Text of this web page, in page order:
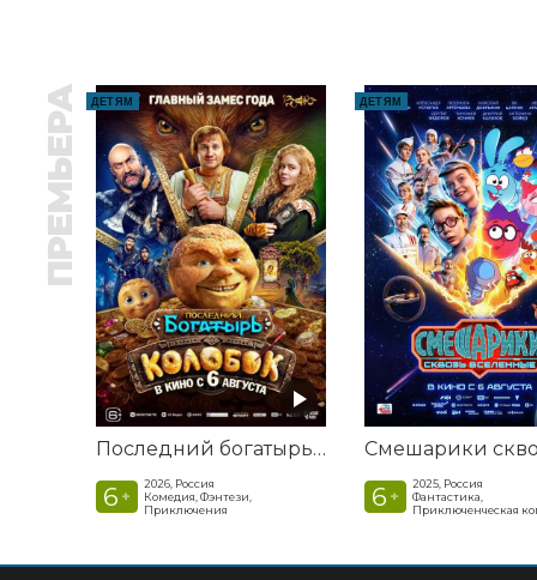
ПРЕМЬЕРА ДЕТЯМ
Последний богатырь. Колобок
6 +
2026, Россия
Комедия, Фэнтези,
Приключения
ДЕТЯМ
6 +
2025, Россия
Фантастика,
Приключенческая